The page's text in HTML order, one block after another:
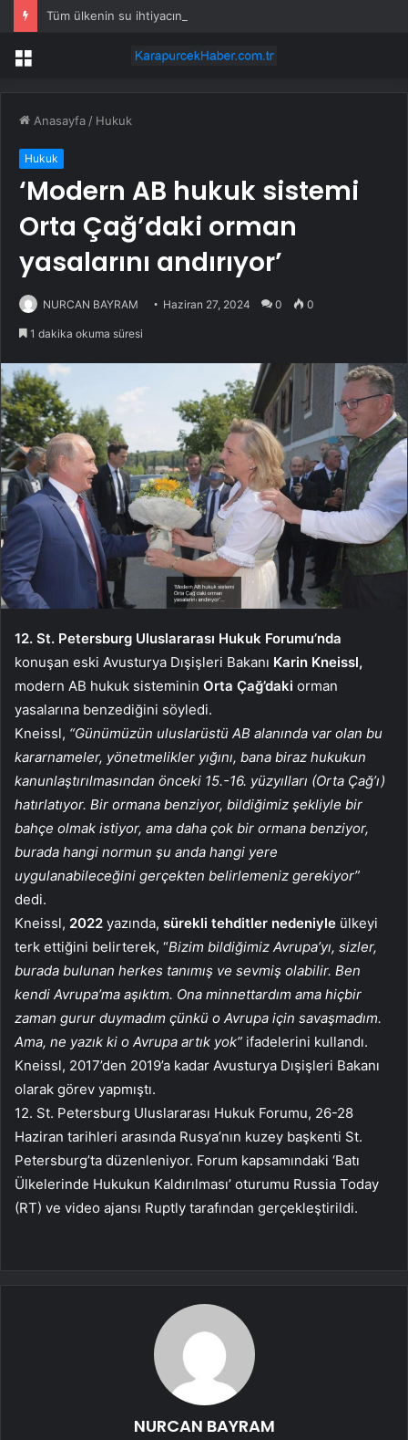
Menü
Anasayfa / Hukuk
Hukuk
‘Modern AB hukuk sistemi
Orta Çağ’daki orman
yasalarını andırıyor’
NURCAN BAYRAM Haziran 27, 2024 0 0
1 dakika okuma süresi
12. St. Petersburg Uluslararası Hukuk Forumu’nda
konuşan eski Avusturya Dışişleri Bakanı Karin Kneissl,
modern AB hukuk sisteminin Orta Çağ’daki orman
yasalarına benzediğini söyledi.
Kneissl, “Günümüzün uluslarüstü AB alanında var olan bu
kararnameler, yönetmelikler yığını, bana biraz hukukun
kanunlaştırılmasından önceki 15.-16. yüzyılları (Orta Çağ’ı)
hatırlatıyor. Bir ormana benziyor, bildiğimiz şekliyle bir
bahçe olmak istiyor, ama daha çok bir ormana benziyor,
burada hangi normun şu anda hangi yere
uygulanabileceğini gerçekten belirlemeniz gerekiyor”
dedi.
Kneissl, 2022 yazında, sürekli tehditler nedeniyle ülkeyi
terk ettiğini belirterek, “Bizim bildiğimiz Avrupa’yı, sizler,
burada bulunan herkes tanımış ve sevmiş olabilir. Ben
kendi Avrupa’ma aşıktım. Ona minnettardım ama hiçbir
zaman gurur duymadım çünkü o Avrupa için savaşmadım.
Ama, ne yazık ki o Avrupa artık yok” ifadelerini kullandı.
Kneissl, 2017’den 2019’a kadar Avusturya Dışişleri Bakanı
olarak görev yapmıştı.
12. St. Petersburg Uluslararası Hukuk Forumu, 26-28
Haziran tarihleri ​​arasında Rusya’nın kuzey başkenti St.
Petersburg’ta düzenleniyor. Forum kapsamındaki ‘Batı
Ülkelerinde Hukukun Kaldırılması’ oturumu Russia Today
(RT) ve video ajansı Ruptly tarafından gerçekleştirildi.
NURCAN BAYRAM